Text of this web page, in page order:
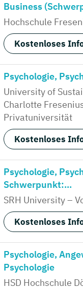
Business
Hochschule
Kostenloses
Psychologie,
University of
Charlotte
Privatuniversität
Kostenloses
Psychologie,
Schwerpunkt:...
SRH University –
Kostenloses
Psychologie,
Psychologie
HSD Hochschule